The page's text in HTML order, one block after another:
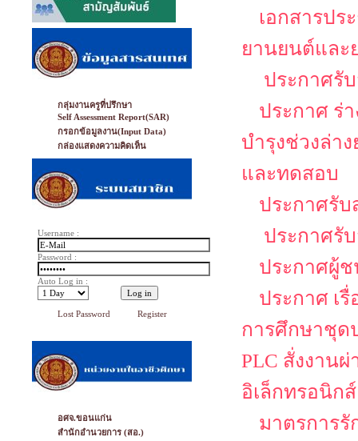
กลุ่มงานครูที่ปรึกษา
Self Assessment Report(SAR)
กรอกข้อมูลงาน(Input Data)
กล่องแสดงความคิดเห็น
Username :
Password :
Auto Log in :
Lost Password Register
อศจ.ขอนแก่น
สำนักอำนวยการ (สอ.)
เอกสารป
ยานยนต์และ
ประกาศรั
ประกาศ ร่
บำรุงช่วงล่า
และทดสอบ
ประกาศรั
ประกาศรั
ประกาศผู้ช
ประกาศ เ
การศึกษาชุด
PLC สั่งงาน
อิเล็กทรอนิก
มาตรการ